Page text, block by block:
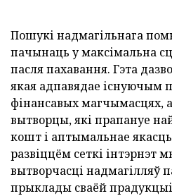
Пошукі надмагільнага
пачынаць у максімальна
пасля пахавання. Гэта
якая адпавядае існуючым
фінансавых магчымасцях,
вытворцы, які прапануе
кошт і аптымальнае
развіццём сеткі інтэрнэт
вытворчасці надмагілляў
прыклады сваёй